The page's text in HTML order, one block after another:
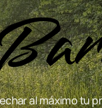
al máximo tu